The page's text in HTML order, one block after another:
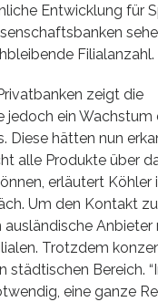
Entwicklung für
Filialanzahl.
zeigt die
jedoch ein Wachstum
Diese hätten nun
alle Produkte über
erläutert Köhler
Um den Kontakt
Anbieter
Trotzdem
städtischen Bereich.
eine ganze